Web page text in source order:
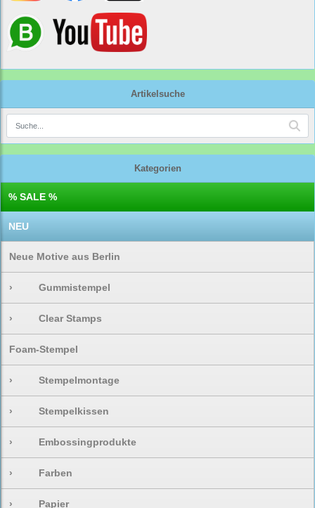
Artikelsuche
Kategorien
% SALE %
NEU
Neue Motive aus Berlin
› Gummistempel
› Clear Stamps
Foam-Stempel
› Stempelmontage
› Stempelkissen
› Embossingprodukte
› Farben
› Papier